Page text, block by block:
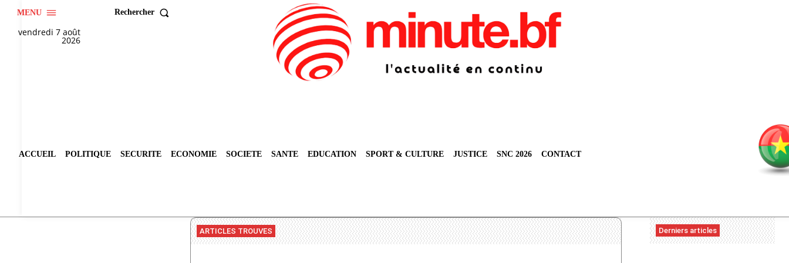
MENU Rechercher
vendredi 7 août
2026
ACCUEIL POLITIQUE SECURITE ECONOMIE SOCIETE SANTE EDUCATION SPORT & CULTURE JUSTICE SNC 2026 CONTACT
ARTICLES TROUVES Derniers articles